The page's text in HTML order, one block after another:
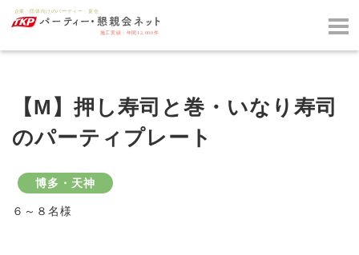
【M】押し寿司と巻・いなり寿司
のパーティプレート
博多・天神
６～８名様